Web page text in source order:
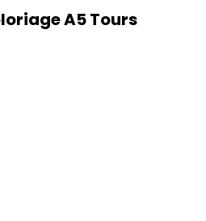
A5 Tours